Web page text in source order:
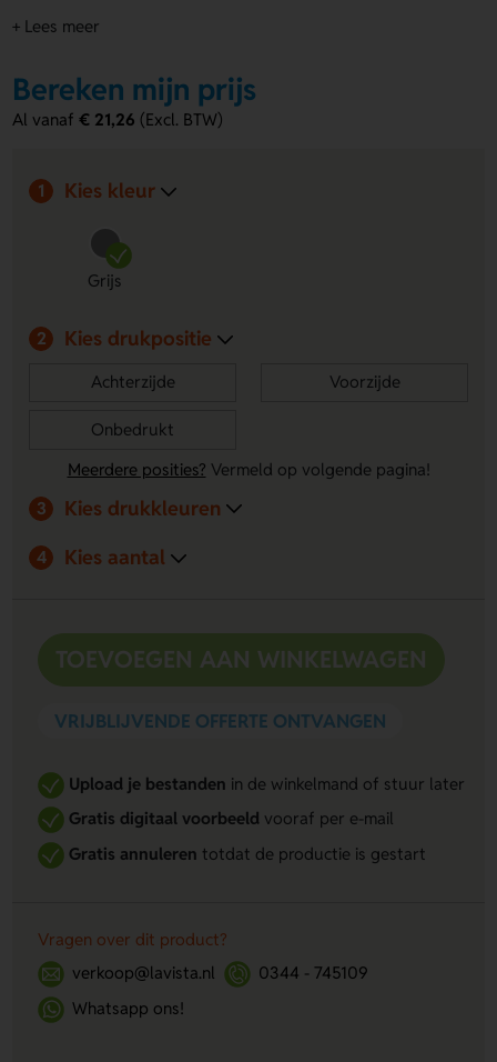
schouder. Zo steel je altijd de show. Geregistreerd
op de achterzijde of voorzijde. Bestel of vraag een prijs op.
Voordelen van de Urban bumbag
rits en 3-punts gespopening houden je spullen goed
Jouw eigen look
aanbrengen op de achterzijde of voorzijde.
Veel draagopties
+ Lees meer
Bereken mijn prijs
Al vanaf€ 21,26 (Excl. BTW)
1 Kies kleur
Grijs
2 Kies drukpositie
Achterzijde Voorzijde
Onbedrukt
Meerdere posities? Vermeld op volgende pagina!
3
Kies drukkleuren
4 Kies aantal
TOEVOEGEN AAN WINKELWAGEN
VRIJBLIJVENDE OFFERTE ONTVANGEN
Upload je bestanden in de winkelmand of stuur later
Gratis digitaal voorbeeld vooraf per e-mail
Gratis annuleren totdat de productie is gestart
Vragen over dit product?
verkoop@lavista.nl
0344 - 745109
Whatsapp ons!